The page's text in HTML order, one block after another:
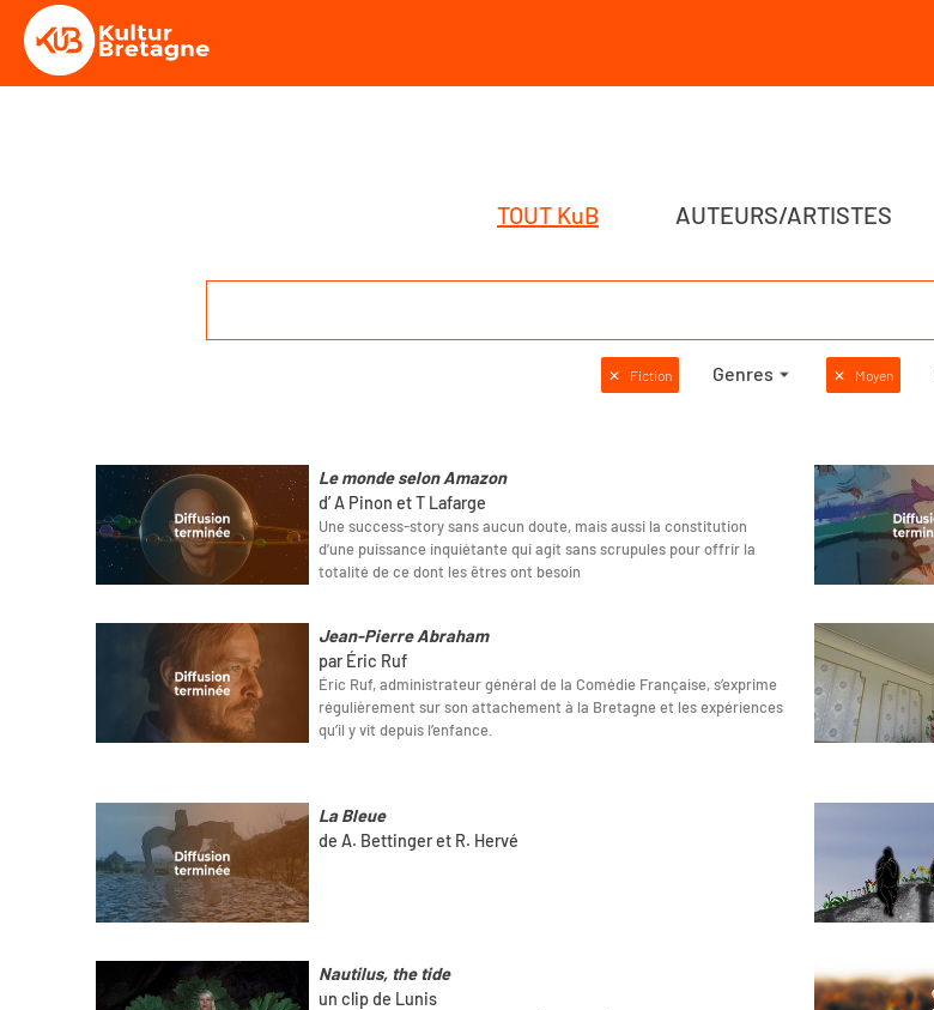
TOUT KuB AUTEURS/ARTISTES
✕ Fiction Genres ✕ Moyen
Le monde selon Amazon
d’ A Pinon et T Lafarge
Une success-story sans aucun doute, mais aussi la constitution
d’une puissance inquiétante qui agit sans scrupules pour offrir la
totalité de ce dont les êtres ont besoin
Jean-Pierre Abraham
par Éric Ruf
Éric Ruf, administrateur général de la Comédie Française, s’exprime
régulièrement sur son attachement à la Bretagne et les expériences
qu’il y vit depuis l’enfance.
La Bleue
de A. Bettinger et R. Hervé
Nautilus, the tide
un clip de Lunis